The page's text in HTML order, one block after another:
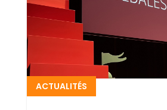
ACTUALITÉS